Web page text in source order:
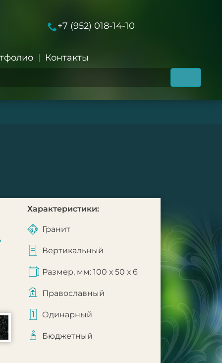
+7 (952) 018-14-10
Контакты
Характеристики:
Гранит
Вертикальный
Размер, мм: 100 х 50 х 6
Православный
Одинарный
Бюджетный